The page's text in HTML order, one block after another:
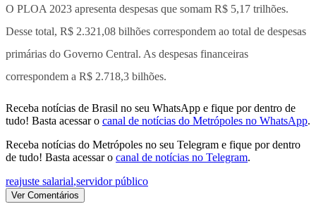
O PLOA 2023 apresenta despesas que somam R$ 5,17 trilhões.
Desse total, R$ 2.321,08 bilhões correspondem ao total de despesas
primárias do Governo Central. As despesas financeiras
correspondem a R$ 2.718,3 bilhões.
Receba notícias de Brasil no seu WhatsApp e fique por dentro de
tudo! Basta acessar o canal de notícias do Metrópoles no WhatsApp.
Receba notícias do Metrópoles no seu Telegram e fique por dentro
de tudo! Basta acessar o canal de notícias no Telegram.
reajuste salarial,servidor público
Ver Comentários